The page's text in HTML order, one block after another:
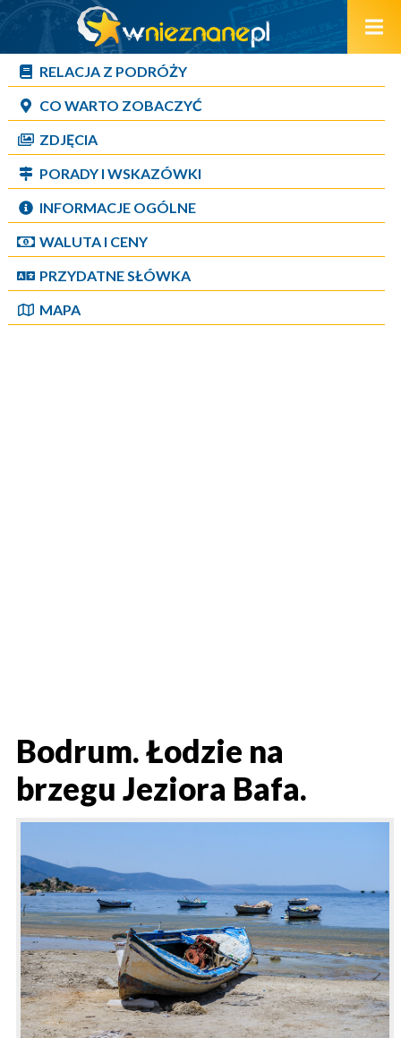
RELACJA Z PODRÓŻY
CO WARTO ZOBACZYĆ
ZDJĘCIA
PORADY I WSKAZÓWKI
INFORMACJE OGÓLNE
WALUTA I CENY
PRZYDATNE SŁÓWKA
MAPA
Bodrum. Łodzie na
brzegu Jeziora Bafa.